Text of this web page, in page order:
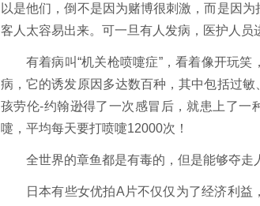
以是他们，倒不是因为赌博很刺激，而是因
客人太容易出来。可一旦有人发病，医护人员
有着病叫“机关枪喷嚏症”，看着像开玩
病，它的诱发原因多达数百种，其中包括过
孩劳伦-约翰逊得了一次感冒后，就患上了一
嚏，平均每天要打喷嚏12000次！
全世界的章鱼都是有毒的，但是能够夺走
日本有些女优拍A片不仅仅为了经济利